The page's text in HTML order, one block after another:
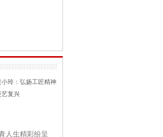
小玲：弘扬工匠精神
艺复兴
人生精彩纷呈